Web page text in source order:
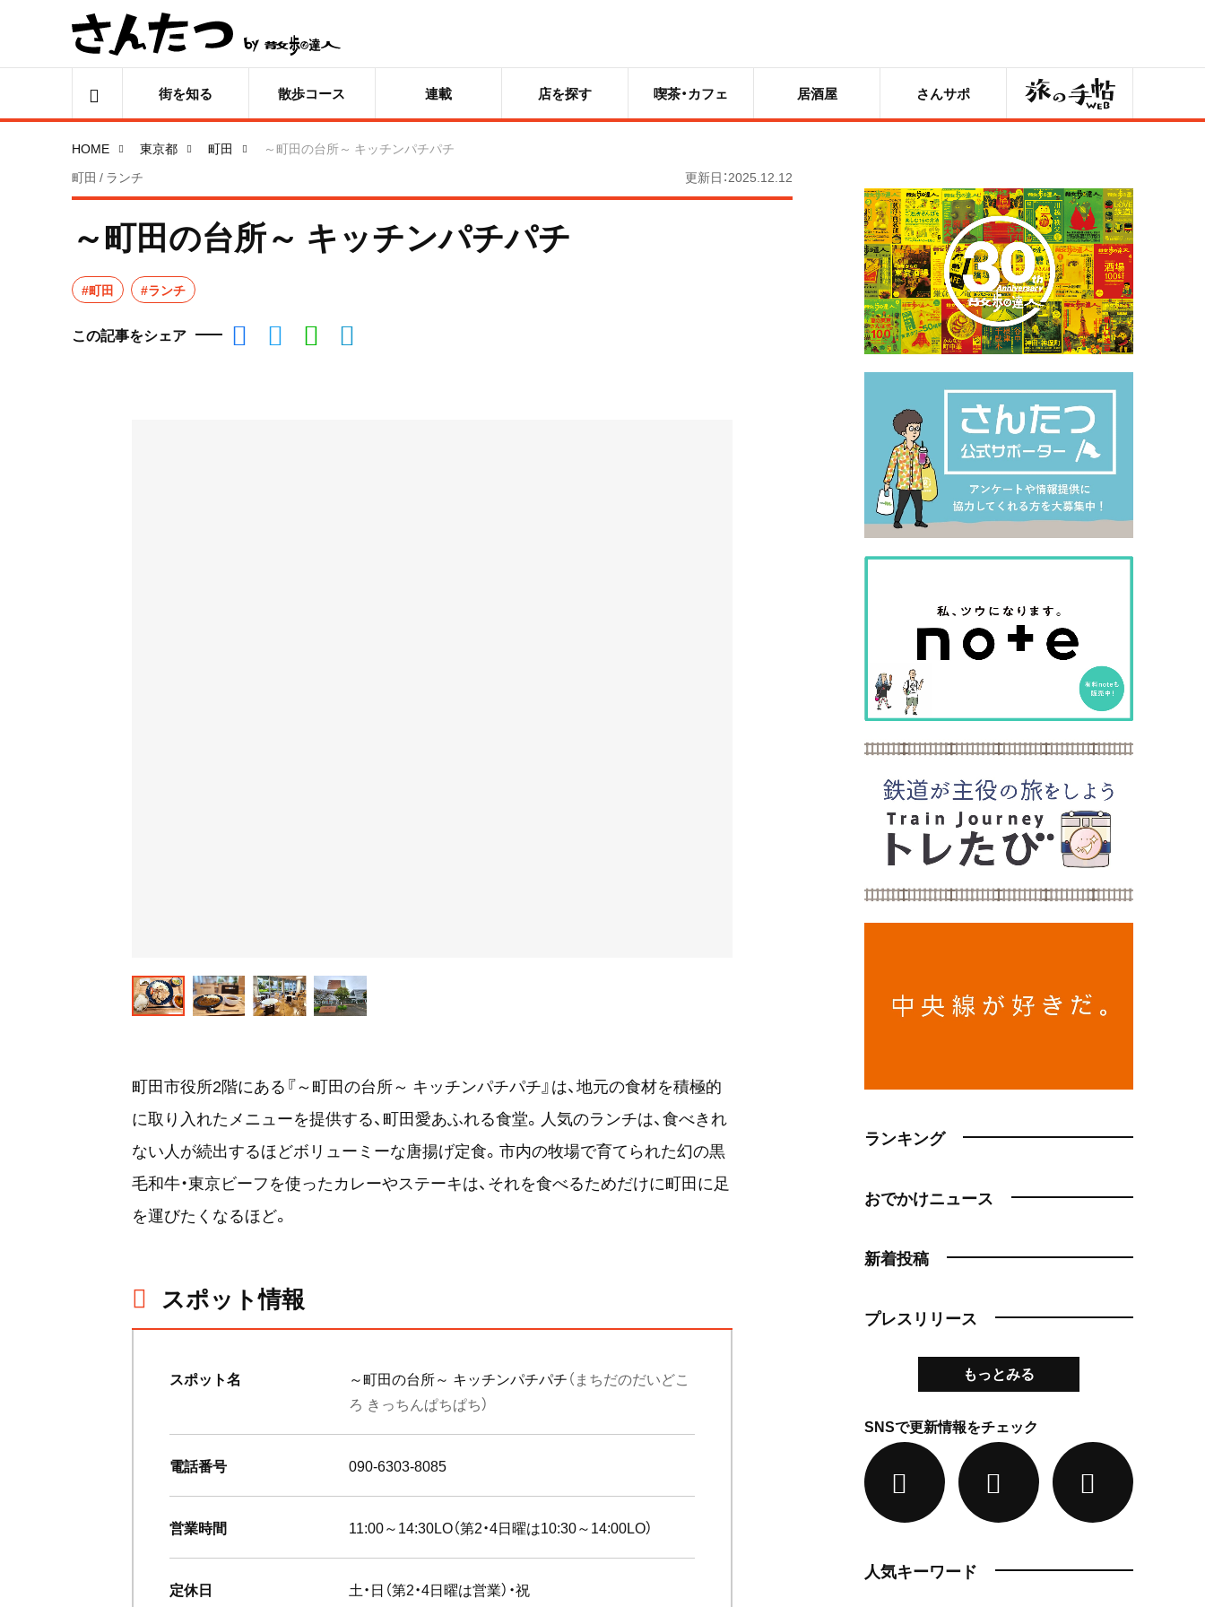
街を知る 散歩コース 連載 店を探す 喫茶・カフェ 居酒屋 さんサポ 旅の手帖
HOME 東京都 町田
～町田の台所～ キッチンパチパチ
町田 / ランチ
更新日：2025.12.12
～町田の台所～ キッチンパチパチ
#町田 #ランチ
この記事をシェア
町田市役所2階にある『～町田の台所～ キッチンパチパチ』は、地元の食材を積極的
に取り入れたメニューを提供する、町田愛あふれる食堂。人気のランチは、食べきれ
ない人が続出するほどボリューミーな唐揚げ定食。市内の牧場で育てられた幻の黒
毛和牛・東京ビーフを使ったカレーやステーキは、それを食べるためだけに町田に足
を運びたくなるほど。
スポット情報
スポット名 ～町田の台所～ キッチンパチパチ（まちだのだいどこ
ろ きっちんぱちぱち）
電話番号 090-6303-8085
営業時間 11:00～14:30LO（第2・4日曜は10:30～14:00LO）
定休日 土・日（第2・4日曜は営業）・祝
ランキング
おでかけニュース
新着投稿
プレスリリース
もっとみる
SNSで更新情報をチェック
人気キーワード